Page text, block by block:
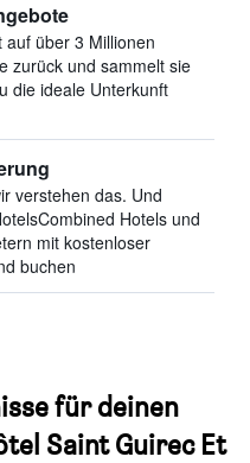
auf über 3 Millionen
zurück und sammelt sie
die ideale Unterkunft
verstehen das. Und
Hotels und
mit kostenloser
buchen
für deinen
Saint Guirec Et